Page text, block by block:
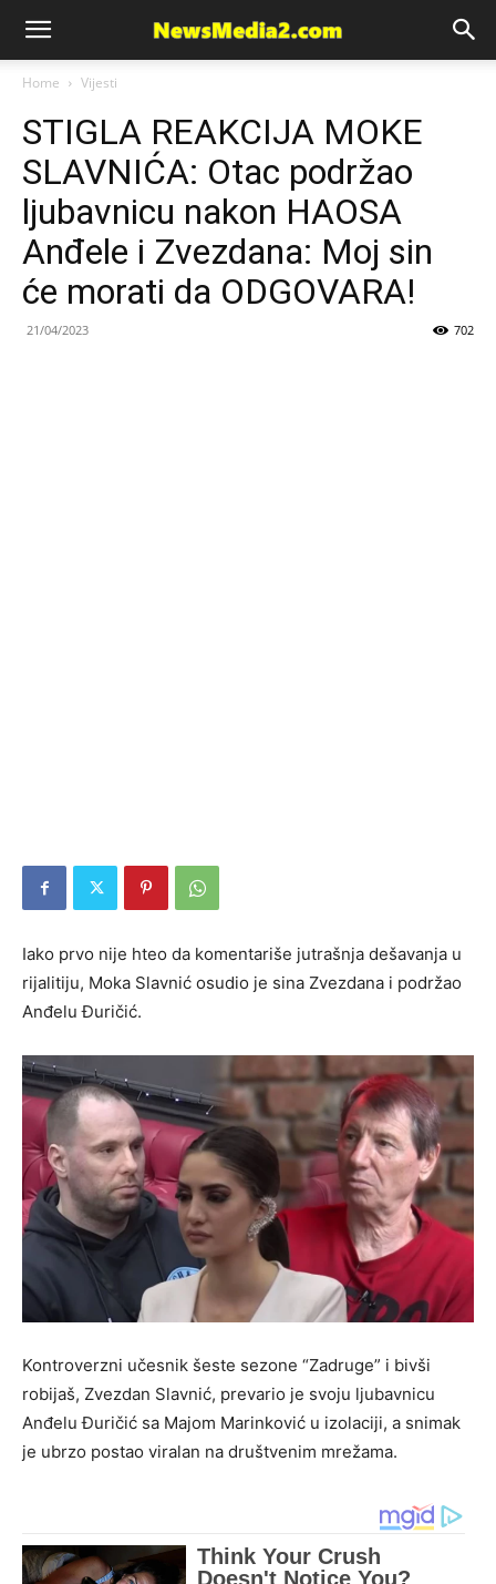
News
Media
Home Vijesti
STIGLA REAKCIJA MOKE
SLAVNIĆA: Otac podržao
ljubavnicu nakon HAOSA
Anđele i Zvezdana: Moj sin
će morati da ODGOVARA!
21/04/2023 702
Iako prvo nije hteo da komentariše jutrašnja dešavanja u
rijalitiju, Moka Slavnić osudio je sina Zvezdana i podržao
Anđelu Đuričić.
Kontroverzni učesnik šeste sezone “Zadruge” i bivši
robijaš, Zvezdan Slavnić, prevario je svoju ljubavnicu
Anđelu Đuričić sa Majom Marinković u izolaciji, a snimak
je ubrzo postao viralan na društvenim mrežama.